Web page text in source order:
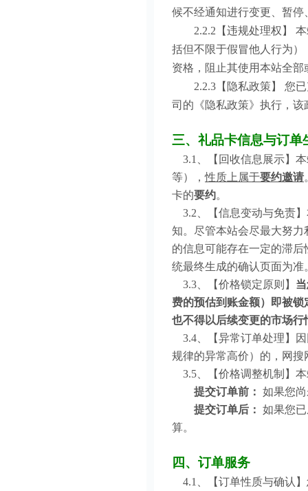
候不经通知进行变更、暂
2.2.2【违规处理权】 本
括但不限于假冒他人行为
资格，阻止其使用本站全
2.2.3【隐私政策】 您已
司的《隐私政策》执行，
三、礼品卡信息与订单
3.1、【回收信息展示】
等），性质上属于要约邀请
卡的要约。
3.2、【信息变动与免责
知。尽管本站会尽最大努
的信息可能存在一定的滞
统最终生成的确认页面为准
3.3、【价格锁定原则】
费的预估到账金额）即被
也不得以后续变更的市场
3.4、【异常订单处理】
规律的异常高价）的，网
3.5、【价格调整机制】
提交订单前： 如果您
提交订单后： 如果您
算。
四、订单服务
4.1、【订单性质与确认